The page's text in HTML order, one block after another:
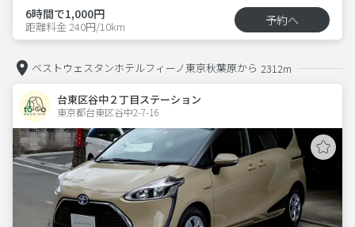
6時間で1,000円
距離料金 240円/10km 予約へ
ベストウェスタンホテルフィーノ東京秋葉原から 2312m
台東区谷中２丁目ステーション
東京都台東区谷中2-7-16